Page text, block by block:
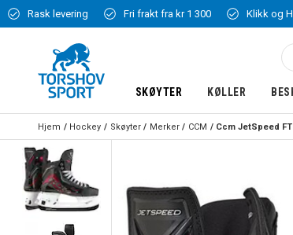
Rask levering Fri frakt fra kr 1 300 Klikk og
SKØYTER KØLLER
Hjem Hockey Skøyter Merker CCM